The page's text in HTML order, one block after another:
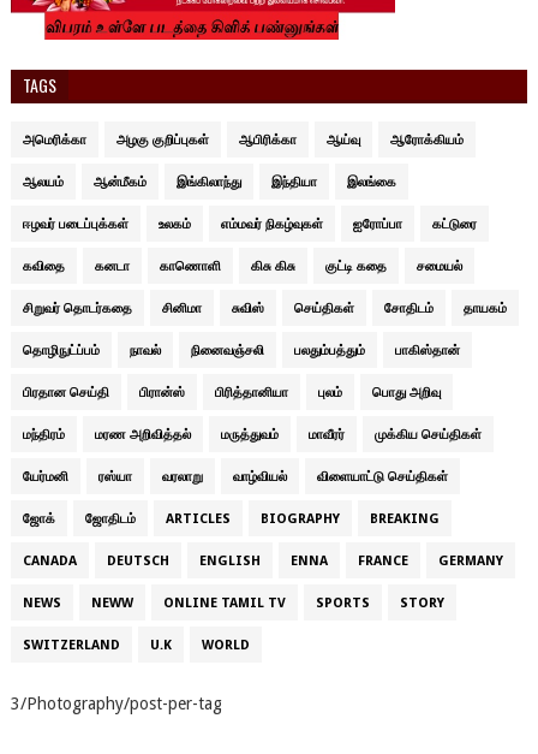
TAGS
அமெரிக்கா அழகு குறிப்புகள் ஆபிரிக்கா ஆய்வு ஆரோக்கியம்
ஆலயம் ஆன்மீகம் இங்கிலாந்து இந்தியா இலங்கை
ஈழவர் படைப்புக்கள் உலகம் எம்மவர் நிகழ்வுகள் ஐரோப்பா கட்டுரை
கவிதை கனடா காணொளி கிசு கிசு குட்டி கதை சமையல்
சிறுவர் தொடர்கதை சினிமா சுவிஸ் செய்திகள் சோதிடம் தாயகம்
தொழிநுட்ப்பம் நாவல் நினைவஞ்சலி பலதும்பத்தும் பாகிஸ்தான்
பிரதான செய்தி பிரான்ஸ் பிரித்தானியா புலம் பொது அறிவு
மந்திரம் மரண அறிவித்தல் மருத்துவம் மாவீரர் முக்கிய செய்திகள்
யேர்மனி ரஸ்யா வரலாறு வாழ்வியல் விளையாட்டு செய்திகள்
ஜோக் ஜோதிடம் ARTICLES BIOGRAPHY BREAKING
CANADA DEUTSCH ENGLISH ENNA FRANCE GERMANY
NEWS NEWW ONLINE TAMIL TV SPORTS STORY
SWITZERLAND U.K WORLD
3/Photography/post-per-tag